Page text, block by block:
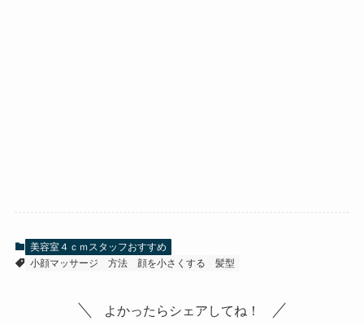
美容室４ｃｍスタッフおすすめ
小顔マッサージ
方法 顔を小さくする 髪型
よかったらシェアしてね！